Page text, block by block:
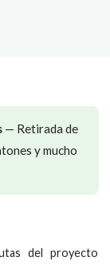
— Retirada de
y mucho
del proyecto